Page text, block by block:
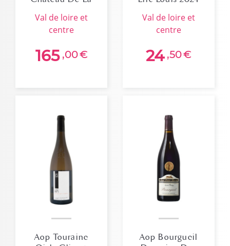
val de loire et
centre
165 ,00€
val de loire et
centre
24 ,50€
Aop Touraine
Aop Bourgueil